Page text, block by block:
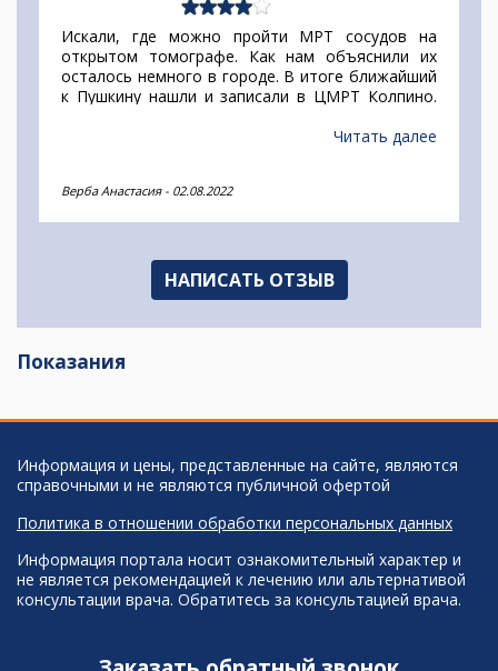
Искали, где можно пройти МРТ сосудов на
открытом томографе. Как нам объяснили их
осталось немного в городе. В итоге ближайший
к Пушкину нашли и записали в ЦМРТ Колпино.
предупредили, поэтому была моральна готова.
Читать далее
Верба Анастасия - 02.08.2022
НАПИСАТЬ ОТЗЫВ
Показания
Информация и цены, представленные на сайте, являются
справочными и не являются публичной офертой
Политика в отношении обработки персональных данных
Информация портала носит ознакомительный характер и
не является рекомендацией к лечению или альтернативой
консультации врача. Обратитесь за консультацией врача.